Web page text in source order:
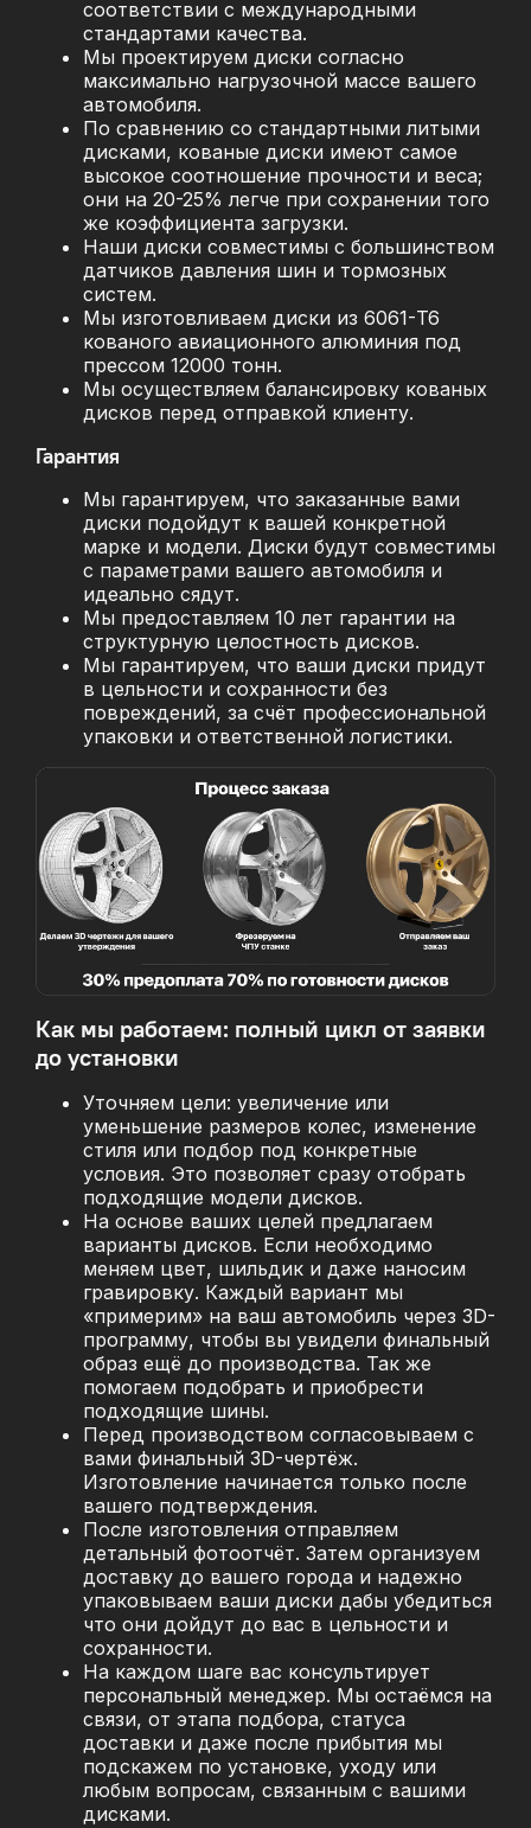
соответствии с международными
стандартами качества.
Мы проектируем диски согласно
максимально нагрузочной массе вашего
автомобиля.
По сравнению со стандартными литыми
дисками, кованые диски имеют самое
высокое соотношение прочности и веса;
они на 20-25% легче при сохранении того
же коэффициента загрузки.
Наши диски совместимы с большинством
датчиков давления шин и тормозных
систем.
Мы изготовливаем диски из 6061-T6
кованого авиационного алюминия под
прессом 12000 тонн.
Мы осуществляем балансировку кованых
дисков перед отправкой клиенту.
Гарантия
Мы гарантируем, что заказанные вами
диски подойдут к вашей конкретной
марке и модели. Диски будут совместимы
с параметрами вашего автомобиля и
идеально сядут.
Мы предоставляем 10 лет гарантии на
структурную целостность дисков.
Мы гарантируем, что ваши диски придут
в цельности и сохранности без
повреждений, за счёт профессиональной
упаковки и ответственной логистики.
Как мы работаем: полный цикл от заявки
до установки
Уточняем цели: увеличение или
уменьшение размеров колес, изменение
стиля или подбор под конкретные
условия. Это позволяет сразу отобрать
подходящие модели дисков.
На основе ваших целей предлагаем
варианты дисков. Если необходимо
меняем цвет, шильдик и даже наносим
гравировку. Каждый вариант мы
«примерим» на ваш автомобиль через 3D-
программу, чтобы вы увидели финальный
образ ещё до производства. Так же
помогаем подобрать и приобрести
подходящие шины.
Перед производством согласовываем с
вами финальный 3D-чертёж.
Изготовление начинается только после
вашего подтверждения.
После изготовления отправляем
детальный фотоотчёт. Затем организуем
доставку до вашего города и надежно
упаковываем ваши диски дабы убедиться
что они дойдут до вас в цельности и
сохранности.
На каждом шаге вас консультирует
персональный менеджер. Мы остаёмся на
связи, от этапа подбора, статуса
доставки и даже после прибытия мы
подскажем по установке, уходу или
любым вопросам, связанным с вашими
дисками.